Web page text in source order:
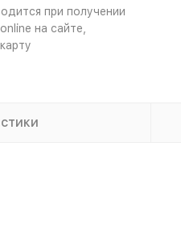
при получении
на сайте,